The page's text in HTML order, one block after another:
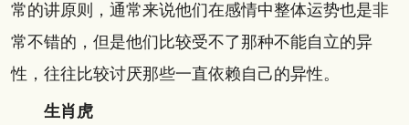
常的讲原则，通常来说他们在感情中整体运势也是非
常不错的，但是他们比较受不了那种不能自立的异
性，往往比较讨厌那些一直依赖自己的异性。
生肖虎